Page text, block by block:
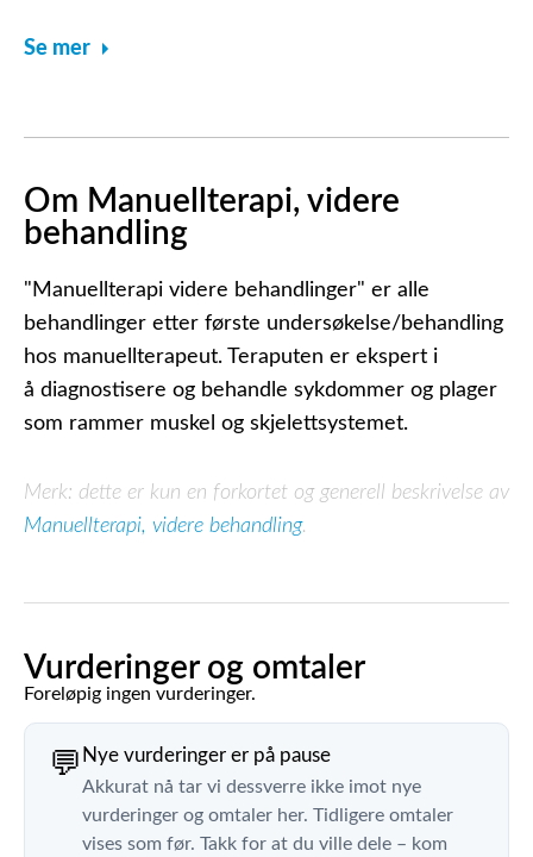
Se mer
Om Manuellterapi, videre
behandling
"Manuellterapi videre behandlinger" er alle
behandlinger etter første undersøkelse/behandling
hos manuellterapeut. Teraputen er ekspert i
å diagnostisere og behandle sykdommer og plager
som rammer muskel og skjelettsystemet.
Merk: dette er kun en forkortet og generell beskrivelse av
Manuellterapi, videre behandling.
Vurderinger og omtaler
Foreløpig ingen vurderinger.
💬 Nye vurderinger er på pause
Akkurat nå tar vi dessverre ikke imot nye
vurderinger og omtaler her. Tidligere omtaler
vises som før. Takk for at du ville dele – kom